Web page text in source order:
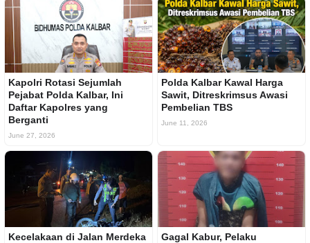
Kapolri Rotasi Sejumlah
Pejabat Polda Kalbar, Ini
Daftar Kapolres yang
Berganti
June 27, 2026
Polda Kalbar Kawal Harga
Sawit, Ditreskrimsus Awasi
Pembelian TBS
June 11, 2026
Kecelakaan di Jalan Merdeka
Gagal Kabur, Pelaku